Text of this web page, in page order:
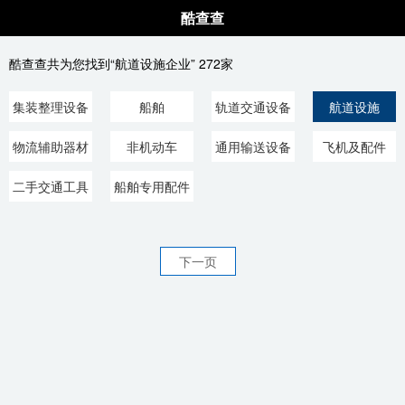
酷查查
酷查查共为您找到“航道设施企业” 272家
集装整理设备 船舶
轨道交通设备
器材
航道设施
物流辅助器材 非机动车 通用输送设备 飞机及配件
二手交通工具 船舶专用配件
下一页